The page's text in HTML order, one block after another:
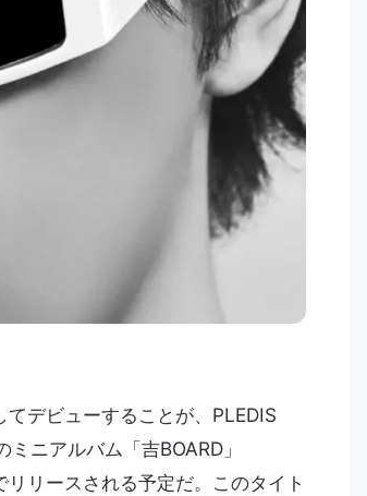
デビューすることが、PLEDIS
ニアルバム「吉BOARD」
リースされる予定だ。このタイト